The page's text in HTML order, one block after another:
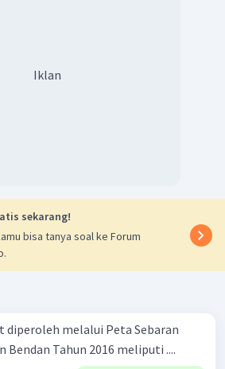
Iklan
sekarang!
bisa tanya soal ke Forum
diperoleh melalui Peta Sebaran
Bendan Tahun 2016 meliputi ....